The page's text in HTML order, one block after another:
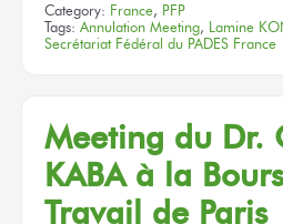
Category: France, PFP
Tags: Annulation Meeting, Lamine
Secrétariat Fédéral du PADES France
Meeting du Dr.
KABA à la
Travail de Paris